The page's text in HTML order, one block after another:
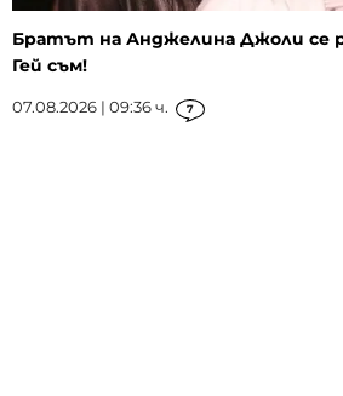
Братът на Анджелина Джоли се
Гей съм!
07.08.2026 | 09:36 ч. 7